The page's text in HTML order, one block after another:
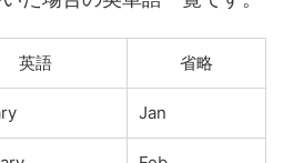
英語 省略
Jan